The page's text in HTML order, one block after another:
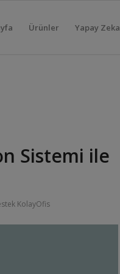
Ürünler Yapay Zeka
Sistemi ile
KolayOfis